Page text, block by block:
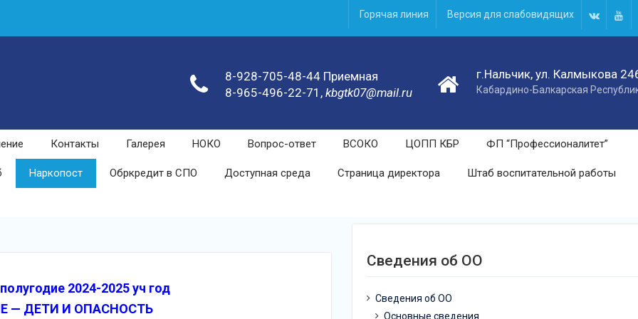
Горячая линия Версия для слабовидящих
8-928-705-48-44 Приемная
8-965-496-22-71, kbgtk07@mail.ru
г.Нальчик, ул. Калмыкова
Кабардино-Балкарская
Контакты Галерея НОКО Вопрос-ответ ВСОКО ЦОПП КБР ФП “Профессионалитет”
Наркопост Обркредит в СПО Доступная среда Страница директора Штаб воспитательной работы
2024-2025 уч год
— ДЕТИ И ОПАСНОСТЬ
Сведения об ОО
Сведения об ОО
Основные сведения